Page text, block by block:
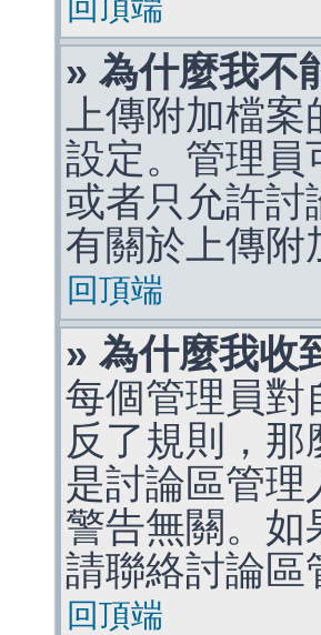
回頂端
» 為什麼我不
上傳附加檔案
設定。管理員
或者只允許討
有關於上傳附
回頂端
» 為什麼我收
每個管理員對
反了規則，
是討論區管理
警告無關。如
請聯絡討論區
回頂端